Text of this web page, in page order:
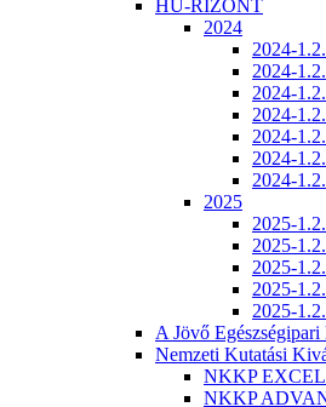
HU-RIZONT
2024
2024-
2024-
2024-
2024-
2024-
2024-
2024-
2025
2025-
2025-
2025-
2025-
2025-
A Jövő
Nemzeti Kutatási
NKKP
NKKP